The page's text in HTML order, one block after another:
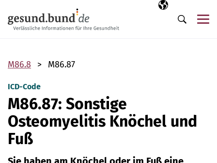
Ausgewählte
DE
Suche
M86.8 M86.87
ICD-Code
M86.87: Sonstige
Osteomyelitis Knöchel und
Fuß